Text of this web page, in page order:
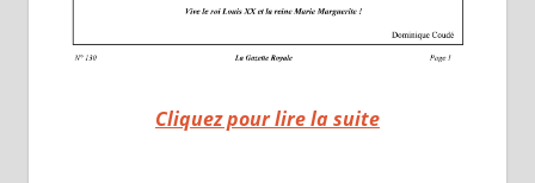
Cliquez pour lire la suite